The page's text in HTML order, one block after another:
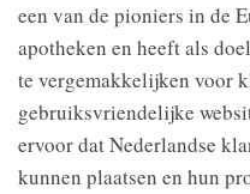
een van de pioniers in de
apotheken en heeft als
te vergemakkelijken voor
gebruiksvriendelijke
ervoor dat Nederlandse
kunnen plaatsen en hun